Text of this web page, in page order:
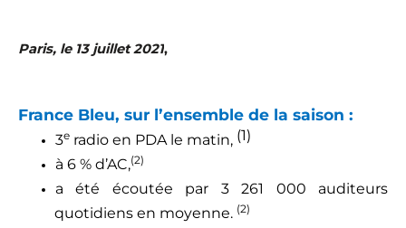
Paris, le 13 juillet 2021,
France Bleu, sur l’ensemble de la saison :
3eradio en PDA le matin, (1)
à 6 % d’AC,(2)
a été écoutée par 3 261 000 auditeurs
quotidiens en moyenne. (2)